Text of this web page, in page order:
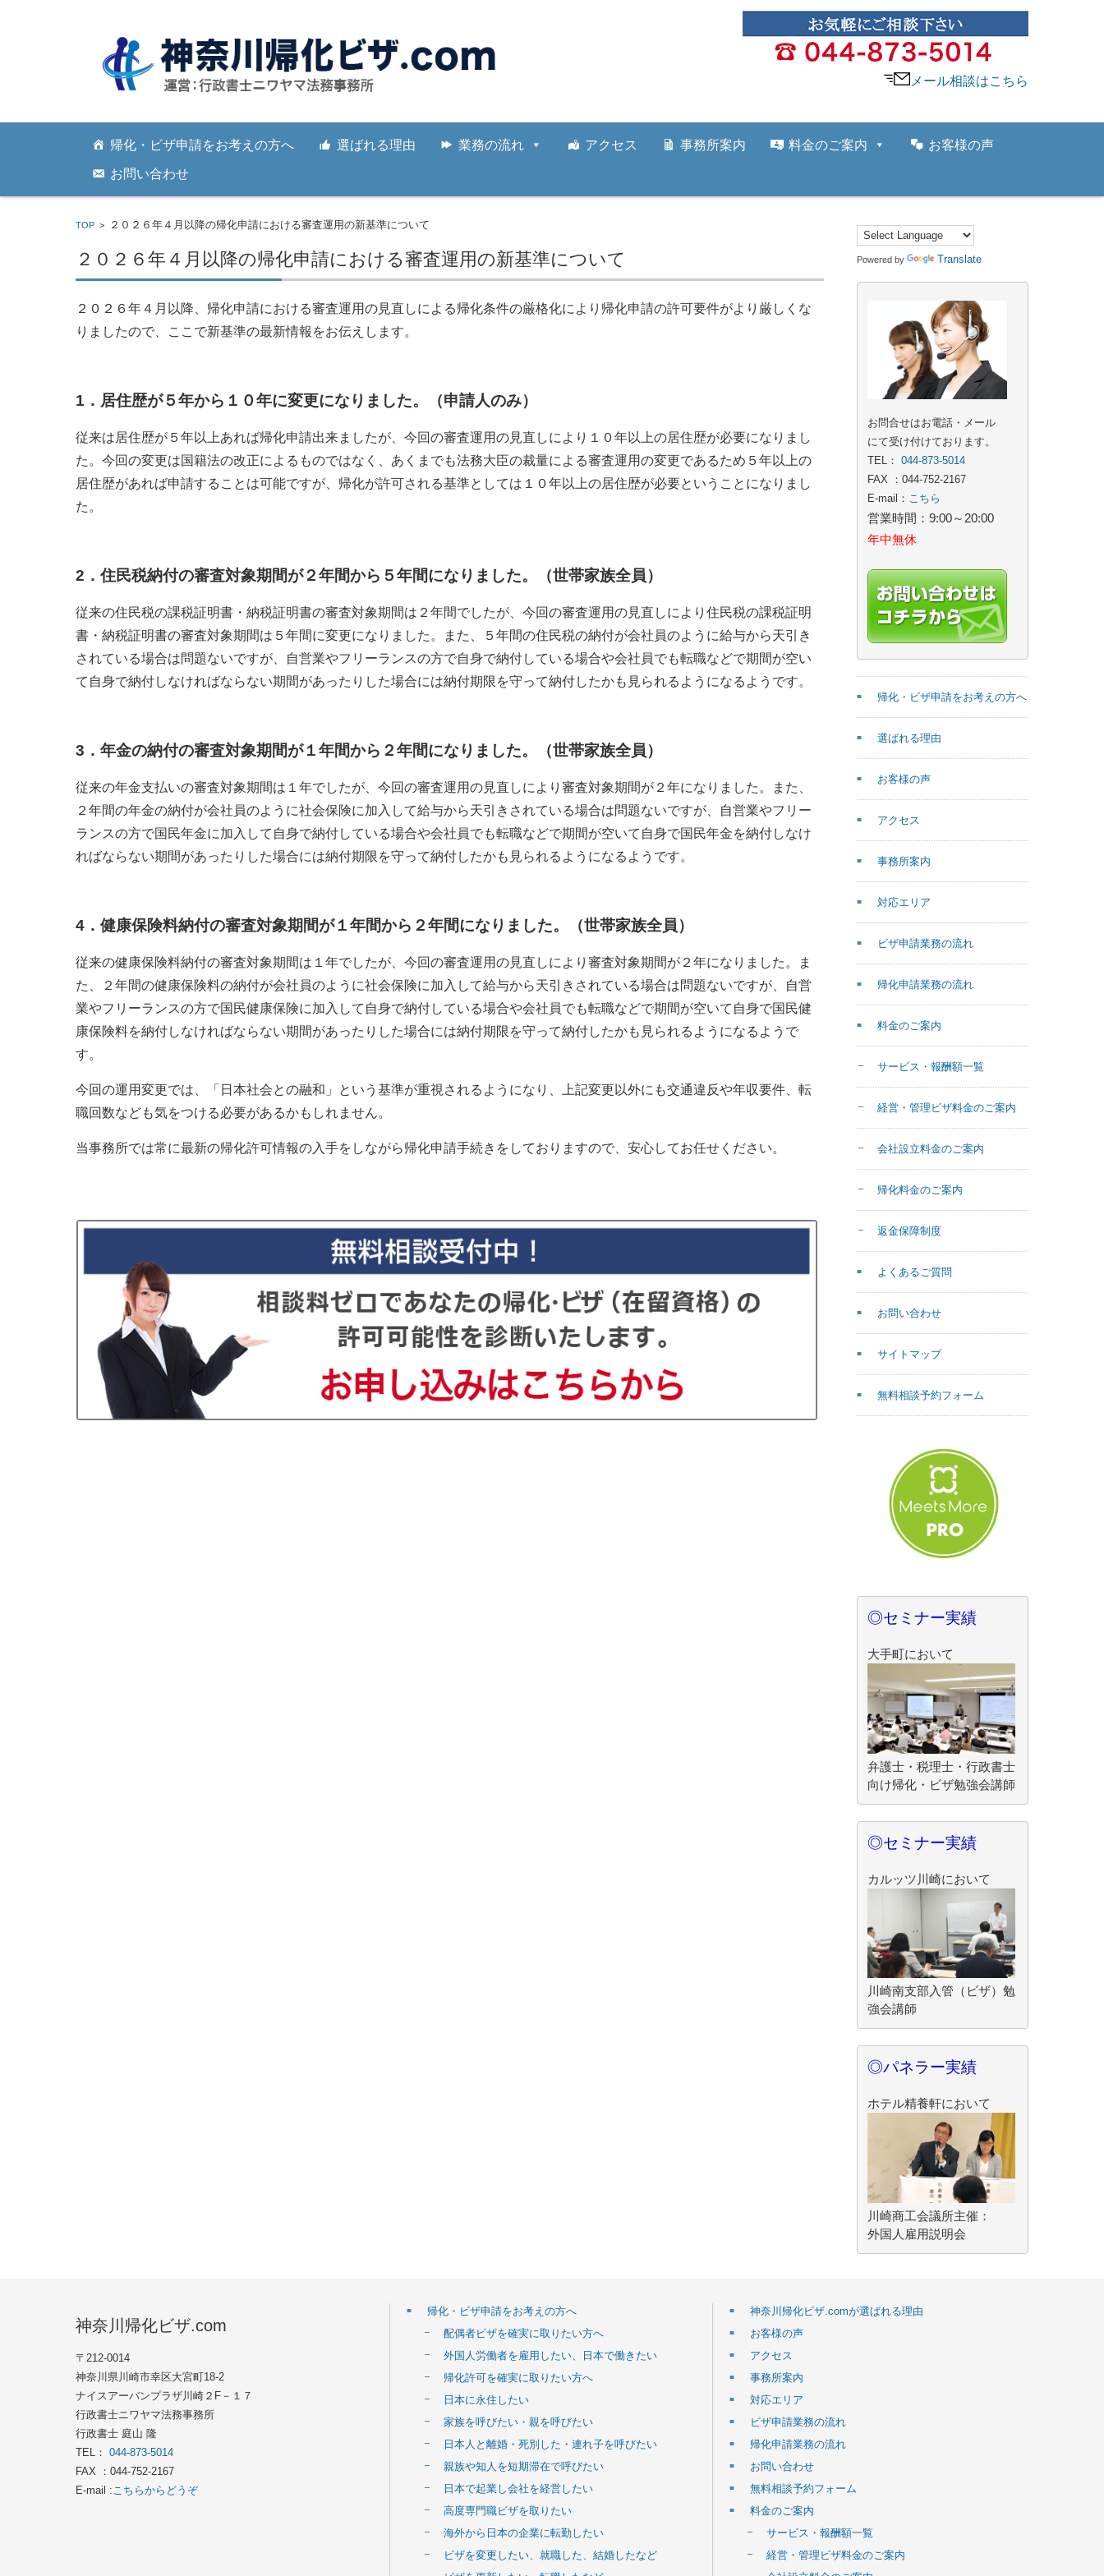
メール相談はこちら
コンテンツに移動
帰化・ビザ申請をお考えの方へ 選ばれる理由 業務の流れ アクセス 事務所案内 料金のご案内 お客様の声
お問い合わせ
TOP > ２０２６年４月以降の帰化申請における審査運用の新基準について
２０２６年４月以降の帰化申請における審査運用の新基準について
２０２６年４月以降、帰化申請における審査運用の見直しによる帰化条件の厳格化により帰化申請の許可要件がより厳しくな
りましたので、ここで新基準の最新情報をお伝えします。
1． 居住歴が５年から１０年に変更になりました。（申請人のみ）
従来は居住歴が５年以上あれば帰化申請出来ましたが、今回の審査運用の見直しにより１０年以上の居住歴が必要になりまし
た。今回の変更は国籍法の改正によるものではなく、あくまでも法務大臣の裁量による審査運用の変更であるため５年以上の
居住歴があれば申請することは可能ですが、帰化が許可される基準としては１０年以上の居住歴が必要ということになりまし
た。
2． 住民税納付の審査対象期間が２年間から５年間になりました。（世帯家族全員）
従来の住民税の課税証明書・納税証明書の審査対象期間は２年間でしたが、今回の審査運用の見直しにより住民税の課税証明
書・納税証明書の審査対象期間は５年間に変更になりました。また、５年間の住民税の納付が会社員のように給与から天引き
されている場合は問題ないですが、自営業やフリーランスの方で自身で納付している場合や会社員でも転職などで期間が空い
て自身で納付しなければならない期間があったりした場合には納付期限を守って納付したかも見られるようになるようです。
3． 年金の納付の審査対象期間が１年間から２年間になりました。（世帯家族全員）
従来の年金支払いの審査対象期間は１年でしたが、今回の審査運用の見直しにより審査対象期間が２年になりました。また、
２年間の年金の納付が会社員のように社会保険に加入して給与から天引きされている場合は問題ないですが、自営業やフリー
ランスの方で国民年金に加入して自身で納付している場合や会社員でも転職などで期間が空いて自身で国民年金を納付しなけ
ればならない期間があったりした場合には納付期限を守って納付したかも見られるようになるようです。
4． 健康保険料納付の審査対象期間が１年間から２年間になりました。（世帯家族全員）
従来の健康保険料納付の審査対象期間は１年でしたが、今回の審査運用の見直しにより審査対象期間が２年になりました。ま
た、２年間の健康保険料の納付が会社員のように社会保険に加入して給与から天引きされている場合は問題ないですが、自営
業やフリーランスの方で国民健康保険に加入して自身で納付している場合や会社員でも転職などで期間が空いて自身で国民健
康保険料を納付しなければならない期間があったりした場合には納付期限を守って納付したかも見られるようになるようで
す。
今回の運用変更では、「日本社会との融和」という基準が重視されるようになり、上記変更以外にも交通違反や年収要件、転
職回数なども気をつける必要があるかもしれません。
当事務所では常に最新の帰化許可情報の入手をしながら帰化申請手続きをしておりますので、安心してお任せください。
Powered by Translate
お問合せはお電話・メール
にて受け付けております。
TEL：044-873-5014
FAX ：044-752-2167
E-mail： こちら
営業時間：9:00～20:00
年中無休
帰化・ビザ申請をお考えの方へ
選ばれる理由
お客様の声
アクセス
事務所案内
対応エリア
ビザ申請業務の流れ
帰化申請業務の流れ
料金のご案内
サービス・報酬額一覧
経営・管理ビザ料金のご案内
会社設立料金のご案内
帰化料金のご案内
返金保障制度
よくあるご質問
お問い合わせ
サイトマップ
無料相談予約フォーム
◎セミナー実績
大手町において
弁護士・税理士・行政書士
向け帰化・ビザ勉強会講師
◎セミナー実績
カルッツ川崎において
川崎南支部入管（ビザ）勉
強会講師
◎パネラー実績
ホテル精養軒において
川崎商工会議所主催：
外国人雇用説明会
神奈川帰化ビザ.com
〒212-0014
神奈川県川崎市幸区大宮町18-2
ナイスアーバンプラザ川崎２F－１７
行政書士ニワヤマ法務事務所
行政書士 庭山 隆
TEL： 044-873-5014
FAX ：044-752-2167
E-mail : こちらからどうぞ
帰化・ビザ申請をお考えの方へ
配偶者ビザを確実に取りたい方へ
外国人労働者を雇用したい、日本で働きたい
帰化許可を確実に取りたい方へ
日本に永住したい
家族を呼びたい・親を呼びたい
日本人と離婚・死別した・連れ子を呼びたい
親族や知人を短期滞在で呼びたい
日本で起業し会社を経営したい
高度専門職ビザを取りたい
海外から日本の企業に転勤したい
ビザを変更したい、就職した、結婚したなど
神奈川帰化ビザ.comが選ばれる理由
お客様の声
アクセス
事務所案内
対応エリア
ビザ申請業務の流れ
帰化申請業務の流れ
お問い合わせ
無料相談予約フォーム
料金のご案内
サービス・報酬額一覧
経営・管理ビザ料金のご案内